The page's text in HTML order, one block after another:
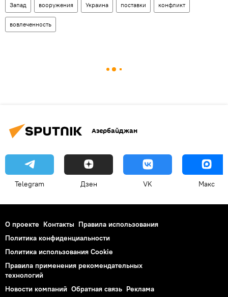
Запад вооружения Украина поставки конфликт
вовлеченность
Азербайджан
Telegram Дзен VK Макс
О проекте Контакты Правила использования
Политика конфиденциальности
Политика использования Cookie
Правила применения рекомендательных
технологий
Новости компаний Обратная связь Реклама